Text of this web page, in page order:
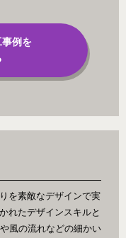
例を
を素敵なデザインで実
れたデザインスキルと
風の流れなどの細かい